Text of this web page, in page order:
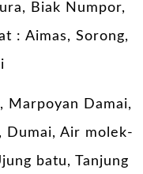
Biak Numpor,
: Aimas, Sorong,
Marpoyan Damai,
Dumai, Air molek-
batu, Tanjung